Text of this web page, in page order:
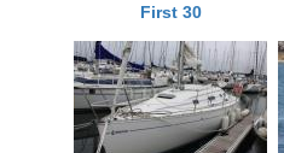
First 30